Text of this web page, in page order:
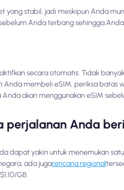
yang stabil, jadi meskipun Anda
Anda terbang sehingga
secara otomatis. Tidak
membeli eSIM, periksa batas
akan menggunakan eSIM
perjalanan Anda
dapat yakin untuk menemukan
ada jugarencana regional
GB.